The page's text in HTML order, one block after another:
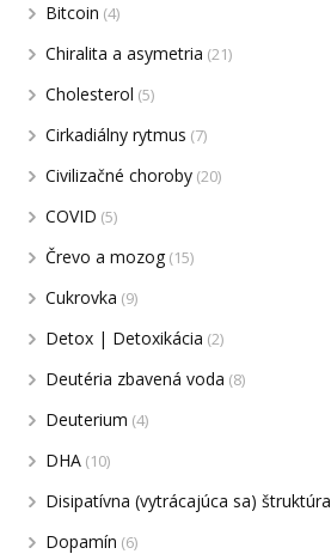
Bitcoin (4)
Chiralita a asymetria (21)
Cholesterol (5)
Cirkadiálny rytmus (7)
Civilizačné choroby (20)
COVID (5)
Črevo a mozog (15)
Cukrovka (9)
Detox | Detoxikácia (2)
Deutéria zbavená voda (8)
Deuterium (4)
DHA (10)
Disipatívna (vytrácajúca sa) štruktúra
Dopamín (6)